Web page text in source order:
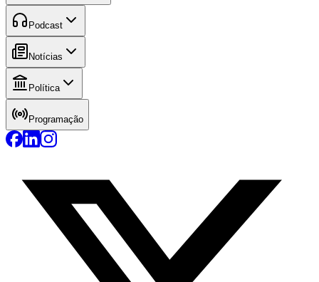
Podcast
Notícias
Política
Programação